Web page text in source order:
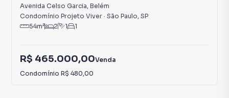
Avenida Celso Garcia, Belém
Condomínio Projeto Viver · São Paulo, SP
54m² 2 1 1
R$ 465.000,00Venda
Condomínio R$ 480,00